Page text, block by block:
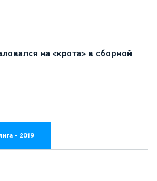
на «крота» в сборной
- 2019